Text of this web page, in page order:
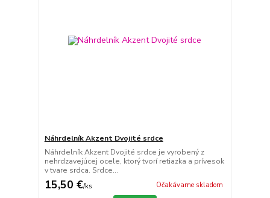
Náhrdelník Akzent Dvojité srdce
Náhrdelník Akzent Dvojité srdce je vyrobený z
nehrdzavejúcej ocele, ktorý tvorí retiazka a prívesok
v tvare srdca. Srdce...
15,50 €/ks Očakávame skladom